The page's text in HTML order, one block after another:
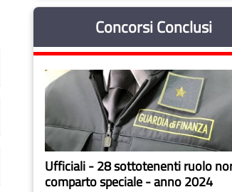
Concorsi Conclusi
Ufficiali - 28 sottotenenti ruolo
comparto speciale - anno 2024